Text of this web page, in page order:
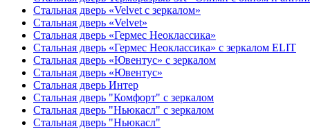
Стальная дверь «Velvet с зеркалом»
Стальная дверь «Velvet»
Стальная дверь «Гермес Неоклассика»
Стальная дверь «Гермес Неоклассика» с зеркалом ELIT
Стальная дверь «Ювентус» с зеркалом
Стальная дверь «Ювентус»
Стальная дверь Интер
Стальная дверь "Комфорт" с зеркалом
Стальная дверь "Ньюкасл" с зеркалом
Стальная дверь "Ньюкасл"